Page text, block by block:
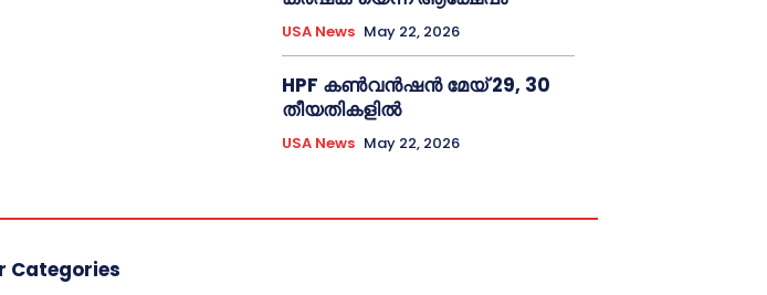
USA News May 22, 2026
HPF കൺവൻഷൻ മേയ് 29, 30
തീയതികളിൽ
USA News May 22, 2026
Categories